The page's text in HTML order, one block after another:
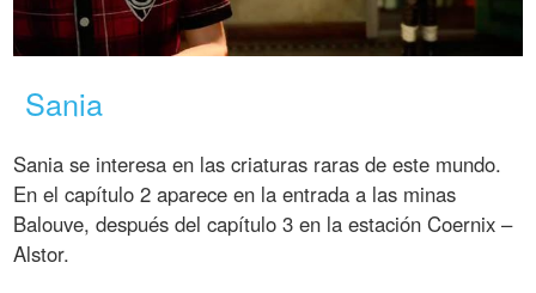
Sania
Sania se interesa en las criaturas raras de este mundo.
En el capítulo 2 aparece en la entrada a las minas
Balouve, después del capítulo 3 en la estación Coernix –
Alstor.